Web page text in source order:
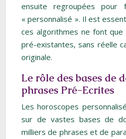
ensuite regroupées pour
« personnalisé ». Il est
ces algorithmes ne font
pré-existantes, sans réelle
originale.
Le rôle des bases de
phrases Pré-Ecrites
Les horoscopes
sur de vastes bases de
milliers de phrases et de